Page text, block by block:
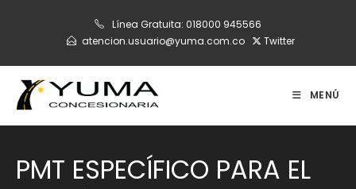
Línea Gratuita: 018000 945566
atencion.usuario@yuma.com.co
Twitter
MENÚ
PMT ESPECÍFICO PARA EL